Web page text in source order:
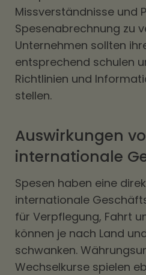
Missverständnisse und
Spesenabrechnung zu
Unternehmen sollten
entsprechend schulen
Richtlinien und
stellen.
Auswirkungen
internationale
Spesen haben eine
internationale
für Verpflegung, Fahrt
können je nach Land
schwanken.
Wechselkurse spielen